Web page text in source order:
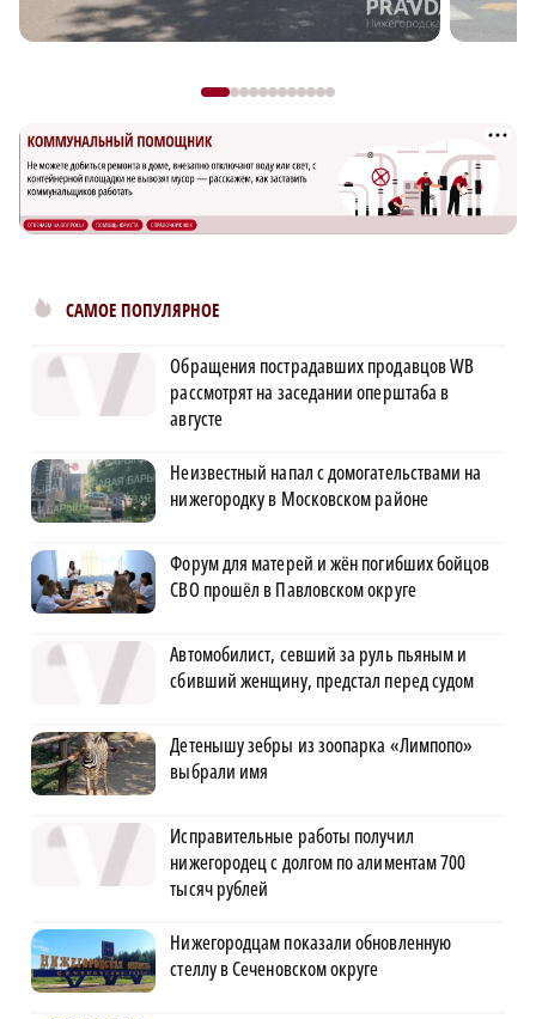
САМОЕ ПОПУЛЯРНОЕ
Обращения пострадавших продавцов WB
рассмотрят на заседании оперштаба в
августе
Неизвестный напал с домогательствами на
нижегородку в Московском районе
Форум для матерей и жён погибших бойцов
СВО прошёл в Павловском округе
Автомобилист, севший за руль пьяным и
сбивший женщину, предстал перед судом
Детенышу зебры из зоопарка «Лимпопо»
выбрали имя
Исправительные работы получил
нижегородец с долгом по алиментам 700
тысяч рублей
Нижегородцам показали обновленную
стеллу в Сеченовском округе